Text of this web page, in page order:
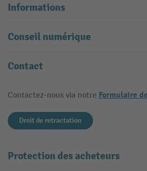
Informations
Conseil numérique
Contact
Contactez-nous via notre Formulaire
Droit de retractation
Protection des acheteurs